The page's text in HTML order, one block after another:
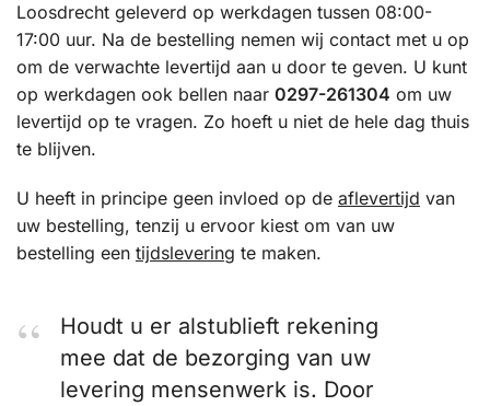
Loosdrecht geleverd op werkdagen tussen 08:00-
17:00 uur. Na de bestelling nemen wij contact met u op
om de verwachte levertijd aan u door te geven. U kunt
op werkdagen ook bellen naar 0297-261304 om uw
levertijd op te vragen. Zo hoeft u niet de hele dag thuis
te blijven.
U heeft in principe geen invloed op de aflevertijd van
uw bestelling, tenzij u ervoor kiest om van uw
bestelling een tijdslevering te maken.
Houdt u er alstublieft rekening
mee dat de bezorging van uw
levering mensenwerk is. Door